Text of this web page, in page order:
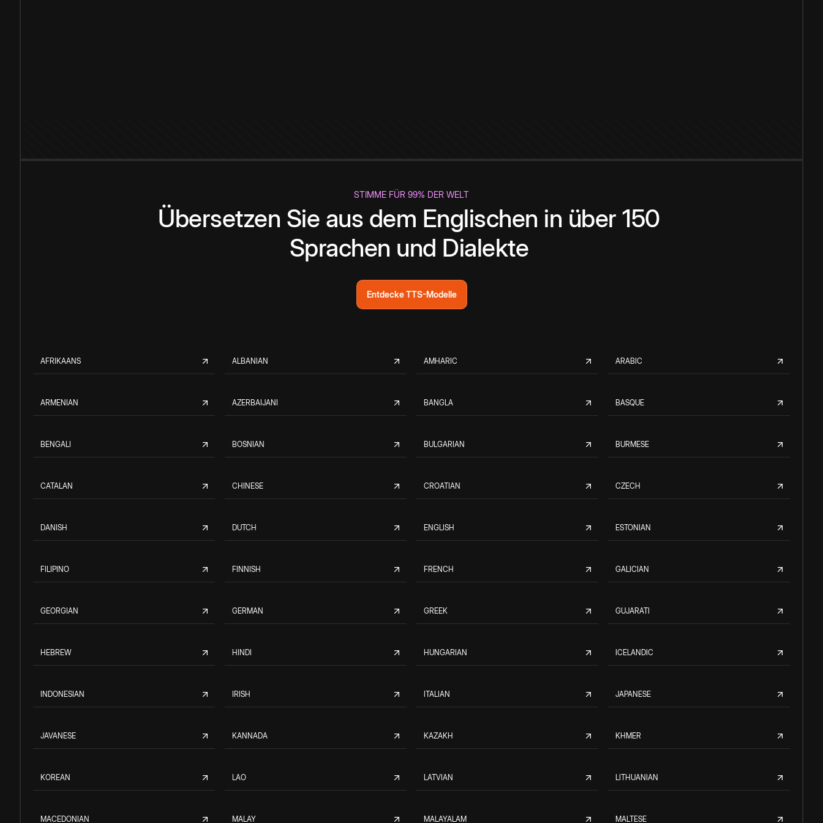
STIMME FÜR 99% DER WELT
Übersetzen Sie aus dem Englischen in über 150
Sprachen und Dialekte
Entdecke TTS-Modelle
AFRIKAANS ALBANIAN AMHARIC ARABIC
ARMENIAN AZERBAIJANI BANGLA BASQUE
BENGALI BOSNIAN BULGARIAN BURMESE
CATALAN CHINESE CROATIAN CZECH
DANISH DUTCH ENGLISH ESTONIAN
FILIPINO FINNISH FRENCH GALICIAN
GEORGIAN GERMAN GREEK GUJARATI
HEBREW HINDI HUNGARIAN ICELANDIC
INDONESIAN IRISH ITALIAN JAPANESE
JAVANESE KANNADA KAZAKH KHMER
KOREAN LAO LATVIAN LITHUANIAN
MACEDONIAN MALAY MALAYALAM MALTESE